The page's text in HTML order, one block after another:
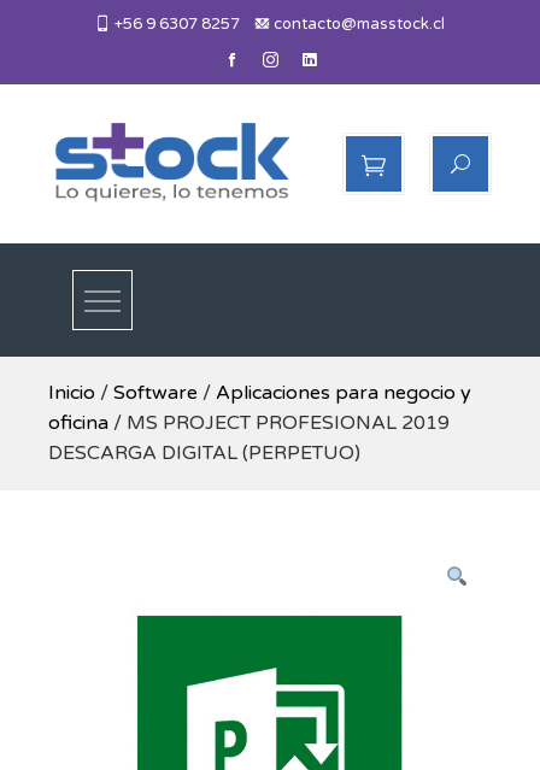
+56 9 6307 8257 contacto@masstock.cl
Más Stock
Inicio / Software / Aplicaciones para negocio y
oficina / MS PROJECT PROFESIONAL 2019
DESCARGA DIGITAL (PERPETUO)